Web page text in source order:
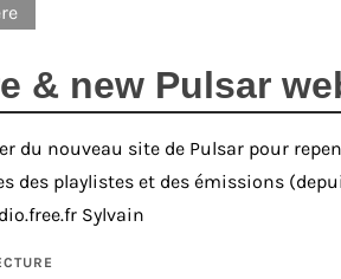
& new Pulsar
du nouveau site de Pulsar pour
des playlistes et des émissions
Sylvain